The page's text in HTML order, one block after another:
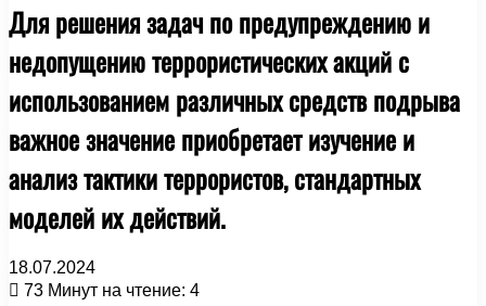
Для решения задач по предупреждению и
недопущению террористических акций с
использованием различных средств подрыва
важное значение приобретает изучение и
анализ тактики террористов, стандартных
моделей их действий.
18.07.2024
73 Минут на чтение: 4